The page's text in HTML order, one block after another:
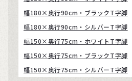
幅180×奥行90cm・ブラックT字脚
幅180×奥行90cm・シルバーT字脚
幅150×奥行75cm・ホワイトT字脚
幅150×奥行75cm・ブラックT字脚
幅150×奥行75cm・シルバーT字脚